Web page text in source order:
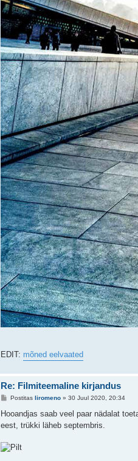
EDIT: mõned eelvaated
Re: Filmiteemaline kirjandus
P
s
i
u
s
Postitas liromeno» 30 Juul 2020, 20:34
Hooandjas saab veel paar nädalat
eest, trükki läheb septembris.